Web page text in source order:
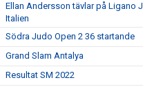
Ellan Andersson tävlar på Ligano
Italien
Södra Judo Open 2 36 startande
Grand Slam Antalya
Resultat SM 2022